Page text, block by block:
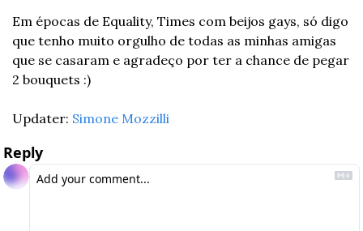
Em épocas de Equality, Times com beijos gays, só digo
que tenho muito orgulho de todas as minhas amigas
que se casaram e agradeço por ter a chance de pegar
2 bouquets :)
Updater: Simone Mozzilli
Reply